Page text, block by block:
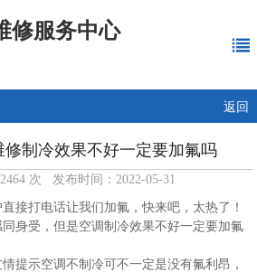
修服务中心
返回
制冷效果不好一定要加氟吗
次 发布时间：2022-05-31
接打电话让我们加氟，快来吧，太热了！
身受，但是空调制冷效果不好一定要加氟
提示空调不制冷可不一定是没有氟利昂，